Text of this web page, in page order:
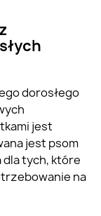
dorosłego
jest
jest psom
dla tych, które
na